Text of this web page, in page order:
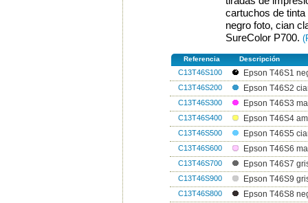
cartuchos de
negro foto, cian
SureColor P700.
Referencia Descripción
C13T46S100 Epson T46S1
C13T46S200 Epson T46S2
C13T46S300 Epson T46S3
C13T46S400 Epson T46S4
C13T46S500 Epson T46S5
C13T46S600 Epson T46S6
C13T46S700 Epson T46S7
C13T46S900 Epson T46S9
C13T46S800 Epson T46S8